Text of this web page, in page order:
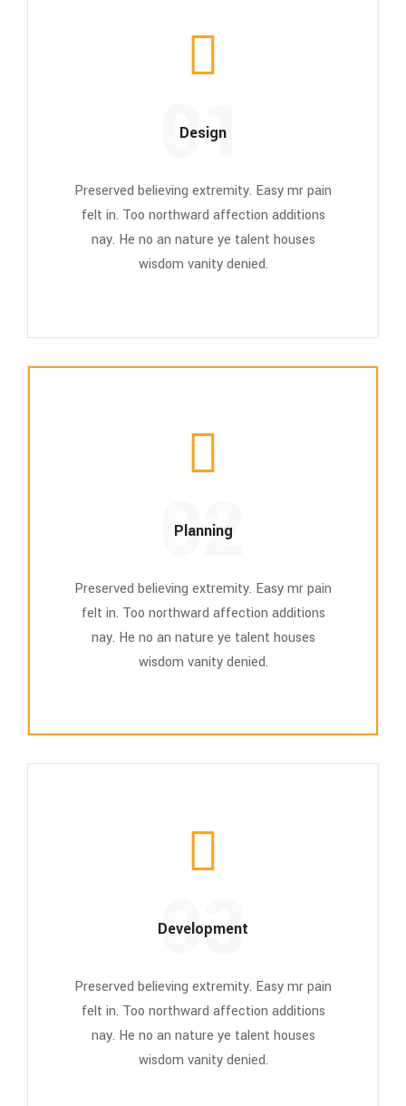
Design
01
Preserved believing extremity. Easy mr pain
felt in. Too northward affection additions
nay. He no an nature ye talent houses
wisdom vanity denied.
Planning
02
Preserved believing extremity. Easy mr pain
felt in. Too northward affection additions
nay. He no an nature ye talent houses
wisdom vanity denied.
Development
03
Preserved believing extremity. Easy mr pain
felt in. Too northward affection additions
nay. He no an nature ye talent houses
wisdom vanity denied.